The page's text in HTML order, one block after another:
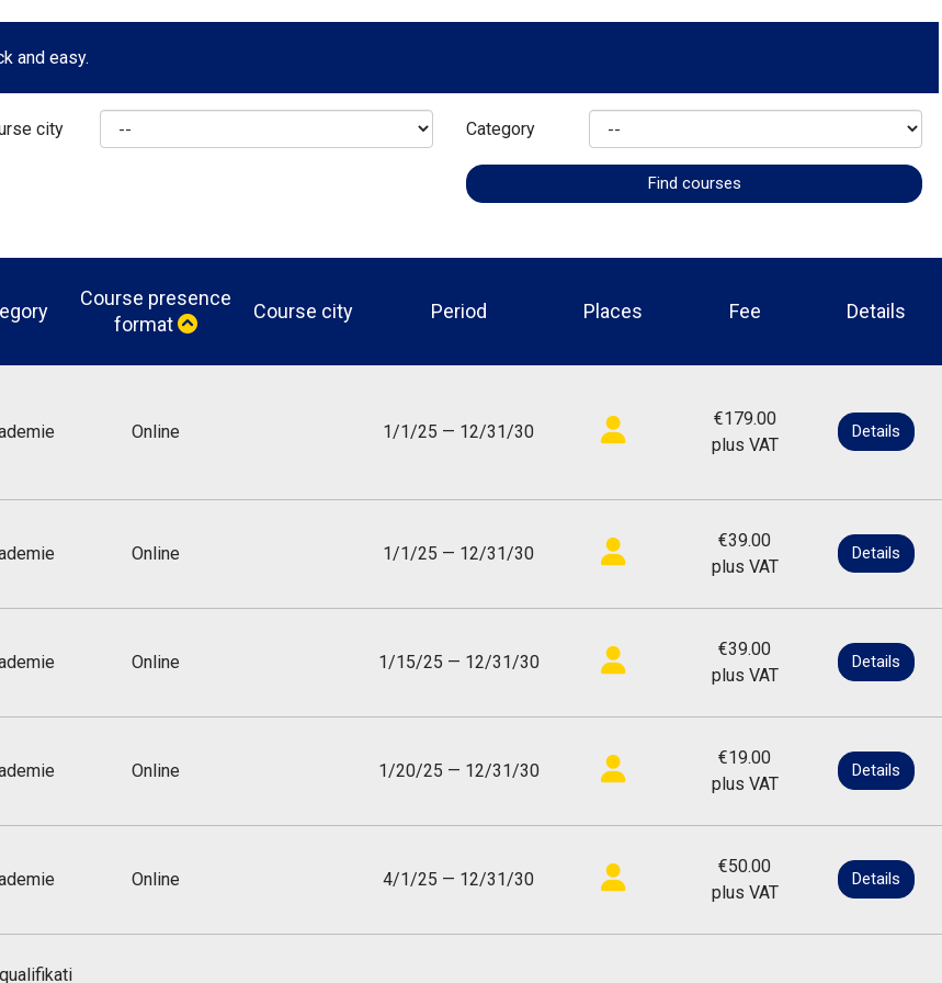
and easy.
city Category
Course presence
format
Course city Period Places Fee Details
Online 1/1/25 — 12/31/30
€179.00
plus VAT
Details
Online 1/1/25 — 12/31/30
€39.00
plus VAT
Details
Online 1/15/25 — 12/31/30
€39.00
plus VAT
Details
Online 1/20/25 — 12/31/30
€19.00
plus VAT
Details
Online 4/1/25 — 12/31/30
€50.00
plus VAT
Details